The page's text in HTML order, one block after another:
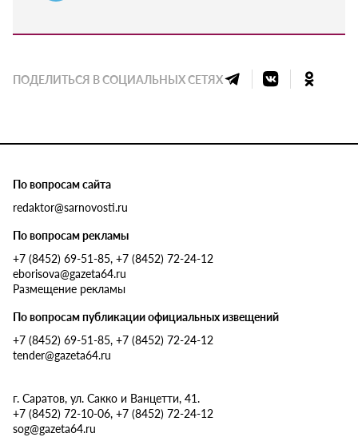
ПОДЕЛИТЬСЯ В СОЦИАЛЬНЫХ СЕТЯХ
По вопросам сайта
redaktor@sarnovosti.ru
По вопросам рекламы
+7 (8452) 69-51-85, +7 (8452) 72-24-12
eborisova@gazeta64.ru
Размещение рекламы
По вопросам публикации официальных извещений
+7 (8452) 69-51-85, +7 (8452) 72-24-12
tender@gazeta64.ru
г. Саратов, ул. Сакко и Ванцетти, 41.
+7 (8452) 72-10-06, +7 (8452) 72-24-12
sog@gazeta64.ru